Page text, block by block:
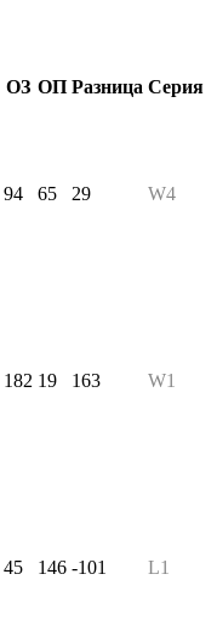
ОЗ ОП Разница Серия
94 65 29 W4
182 19 163 W1
45 146 -101 L1